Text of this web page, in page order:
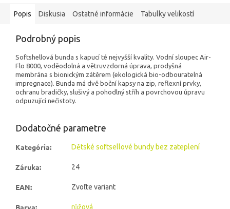
Popis Diskusia Ostatné informácie Tabulky velikostí
Podrobný popis
Softshellová bunda s kapucí té nejvyšší kvality. Vodní sloupec Air-
Flo 8000, voděodolná a větruvzdorná úprava, prodyšná
membrána s bionickým zátěrem (ekologická bio-odbouratelná
impregnace). Bunda má dvě boční kapsy na zip, reflexní prvky,
ochranu bradičky, slušivý a pohodlný stříh a povrchovou úpravu
odpuzující nečistoty.
Dodatočné parametre
Kategória: Dětské softsellové bundy bez zateplení
Záruka: 24
EAN: Zvoľte variant
Barva: růžová